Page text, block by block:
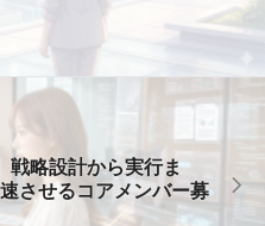
戦略設計から実行ま
させるコアメンバー募